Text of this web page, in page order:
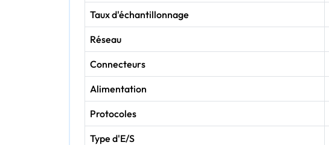
Taux d'échantillonnage
Réseau
Connecteurs
Alimentation
Protocoles
Type d'E/S